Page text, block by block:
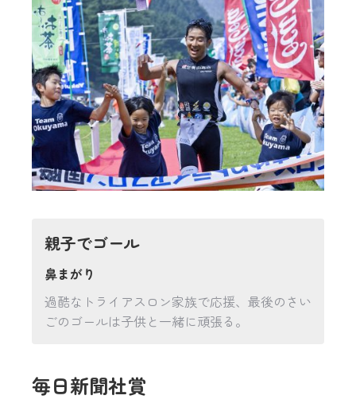
親子でゴール
鼻まがり
過酷なトライアスロン家族で応援、最後のさい
ごのゴールは子供と一緒に頑張る。
毎日新聞社賞